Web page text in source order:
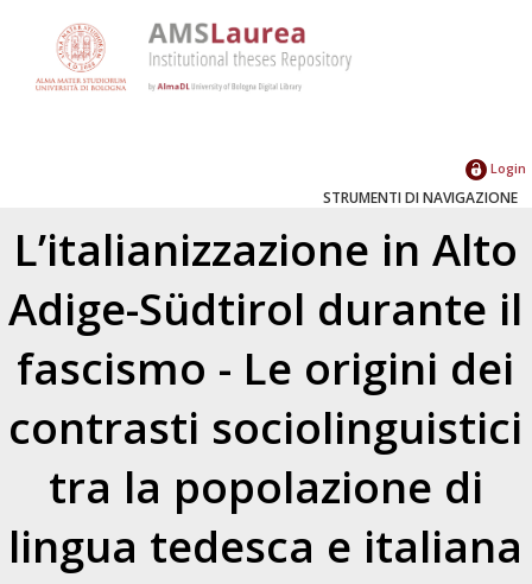
Login
STRUMENTI DI NAVIGAZIONE
L’italianizzazione in Alto
Adige-Südtirol durante il
fascismo - Le origini dei
contrasti sociolinguistici
tra la popolazione di
lingua tedesca e italiana